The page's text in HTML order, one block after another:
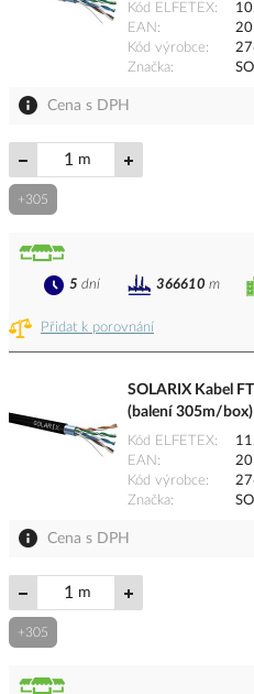
Kód ELFETEX
EAN
Kód výrobce
Značka
Cena s DPH
m
+305
Přidat k porovnání
5 dní 366610 m
SOLARIX Kabel
(balení 305m/box)
Kód ELFETEX
EAN
Kód výrobce
Značka
Cena s DPH
m
+305